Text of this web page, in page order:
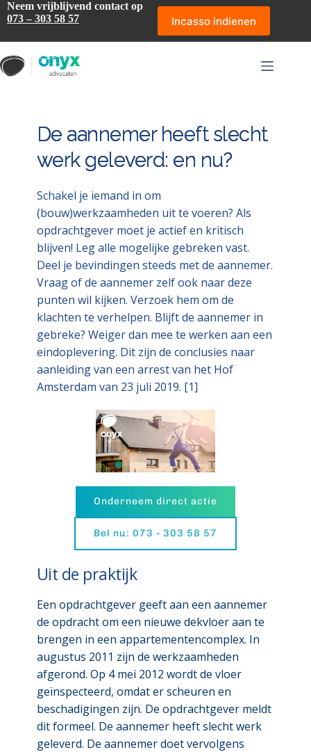
Ga
naar
inhoud
Neem vrijblijvend contact op
073 – 303 58 57
Incasso indienen
De aannemer heeft slecht
werk geleverd: en nu?
Schakel je iemand in om
(bouw)werkzaamheden uit te voeren? Als
opdrachtgever moet je actief en kritisch
blijven! Leg alle mogelijke gebreken vast.
Deel je bevindingen steeds met de aannemer.
Vraag of de aannemer zelf ook naar deze
punten wil kijken. Verzoek hem om de
klachten te verhelpen. Blijft de aannemer in
gebreke? Weiger dan mee te werken aan een
eindoplevering. Dit zijn de conclusies naar
aanleiding van een arrest van het Hof
Amsterdam van 23 juli 2019. [1]
Onderneem direct actie
Bel nu: 073 - 303 58 57
Uit de praktijk
Een opdrachtgever geeft aan een aannemer
de opdracht om een nieuwe dekvloer aan te
brengen in een appartementencomplex. In
augustus 2011 zijn de werkzaamheden
afgerond. Op 4 mei 2012 wordt de vloer
geïnspecteerd, omdat er scheuren en
beschadigingen zijn. De opdrachtgever meldt
dit formeel. De aannemer heeft slecht werk
geleverd. De aannemer doet vervolgens